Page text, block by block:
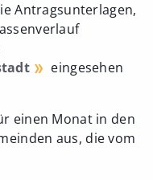
Antragsunterlagen,
eingesehen
einen Monat in den
aus, die vom